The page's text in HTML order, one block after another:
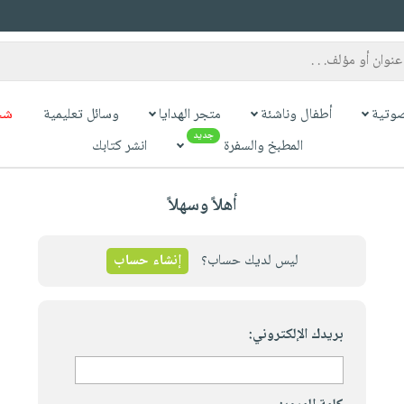
أطفال وناشئة متجر الهدايا وسائل تعليمية
المطبخ والسفرة
جديد انشر كتابك
أهلاً وسهلاً
ليس لديك حساب؟ إنشاء حساب
بريدك الإلكتروني: